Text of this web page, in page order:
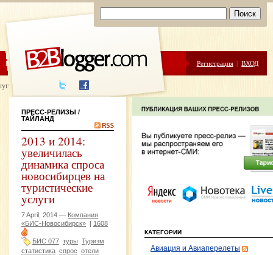
ЦЕНЫ ПОМОЩЬ Регистрация | ВХОД
написания
ПРЕСС-РЕЛИЗЫ /
ТАЙЛАНД
2013 и 2014:
увеличилась
динамика спроса
новосибирцев на
туристические
услуги
7 April, 2014 — Компания
«БИС-Новосибирск» | 1608
БИС 077 туры Туризм
статистика спрос отели
КАТЕГОРИИ
Авиация и Авиаперелеты